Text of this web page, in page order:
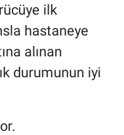
ilk
hastaneye
alınan
durumunun iyi